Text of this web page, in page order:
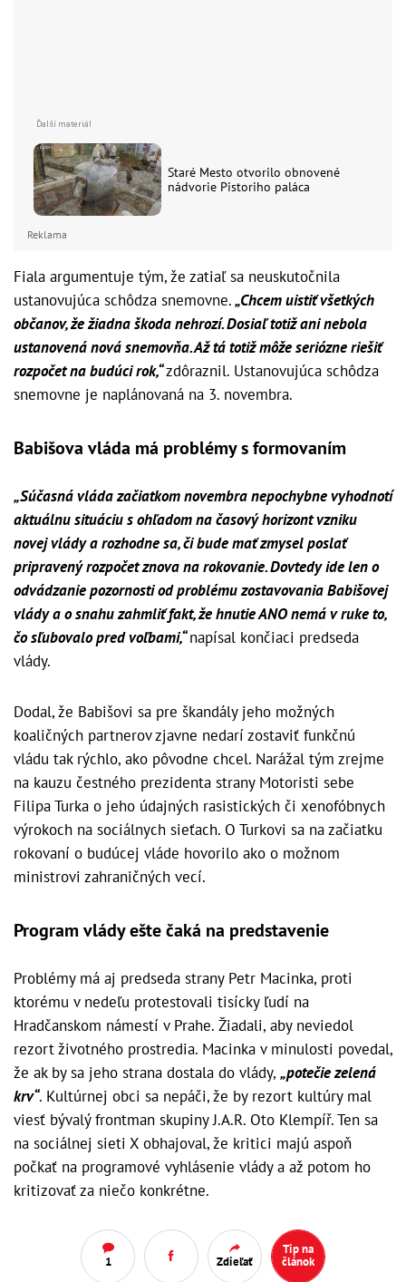
Staré Mesto otvorilo obnovené
nádvorie Pistoriho paláca
Reklama
Fiala argumentuje tým, že zatiaľ sa neuskutočnila
ustanovujúca schôdza snemovne.„Chcem uistiť všetkých
občanov, že žiadna škoda nehrozí. Dosiaľ totiž ani nebola
ustanovená nová snemovňa. Až tá totiž môže seriózne riešiť
rozpočet na budúci rok,“zdôraznil. Ustanovujúca schôdza
snemovne je naplánovaná na 3. novembra.
Babišova vláda má problémy s formovaním
„Súčasná vláda začiatkom novembra nepochybne vyhodnotí
aktuálnu situáciu s ohľadom na časový horizont vzniku
novej vlády a rozhodne sa, či bude mať zmysel poslať
pripravený rozpočet znova na rokovanie. Dovtedy ide len o
odvádzanie pozornosti od problému zostavovania Babišovej
vlády a o snahu zahmliť fakt, že hnutie ANO nemá v ruke to,
čo sľubovalo pred voľbami,“napísal končiaci predseda
vlády.
Dodal, že Babišovi sa pre škandály jeho možných
koaličných partnerov zjavne nedarí zostaviť funkčnú
vládu tak rýchlo, ako pôvodne chcel. Narážal tým zrejme
na kauzu čestného prezidenta strany Motoristi sebe
Filipa Turka o jeho údajných rasistických či xenofóbnych
výrokoch na sociálnych sieťach. O Turkovi sa na začiatku
rokovaní o budúcej vláde hovorilo ako o možnom
ministrovi zahraničných vecí.
Program vlády ešte čaká na predstavenie
Problémy má aj predseda strany Petr Macinka, proti
ktorému v nedeľu protestovali tisícky ľudí na
Hradčanskom námestí v Prahe. Žiadali, aby neviedol
rezort životného prostredia. Macinka v minulosti povedal,
že ak by sa jeho strana dostala do vlády, „potečie zelená
krv“. Kultúrnej obci sa nepáči, že by rezort kultúry mal
viesť bývalý frontman skupiny J.A.R. Oto Klempíř. Ten sa
na sociálnej sieti X obhajoval, že kritici majú aspoň
počkať na programové vyhlásenie vlády a až potom ho
kritizovať za niečo konkrétne.
1 Zdieľať
Tip na
článok